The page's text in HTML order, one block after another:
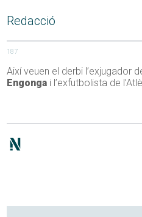
Redacció
187
Així veuen el derbi l’exjugador
Engonga i l’exfutbolista de